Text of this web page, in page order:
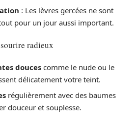
: Les lèvres gercées ne sont
pour un jour aussi important.
radieux
douces comme le nude ou le
délicatement votre teint.
régulièrement avec des baumes
douceur et souplesse.